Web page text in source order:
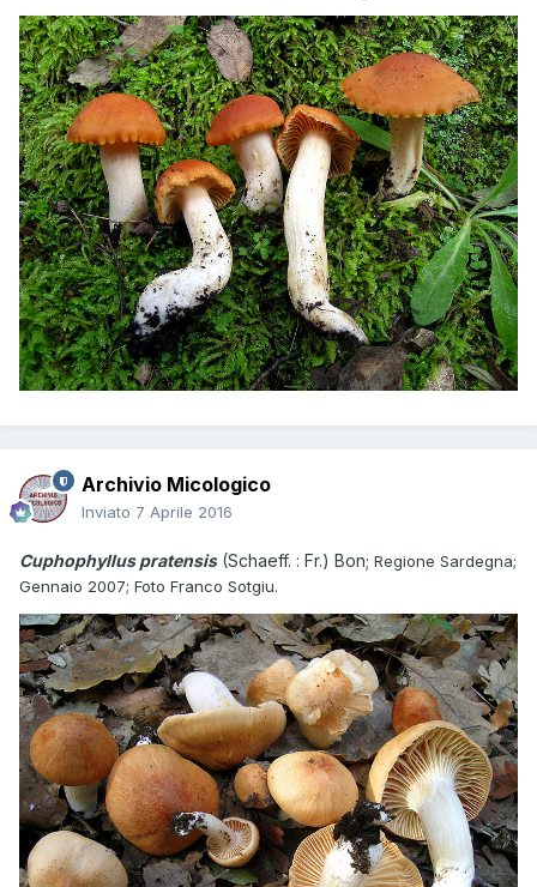
Archivio Micologico
Inviato 7 Aprile 2016
Cuphophyllus pratensis (Schaeff. : Fr.) Bon; Regione Sardegna;
Gennaio 2007; Foto Franco Sotgiu.